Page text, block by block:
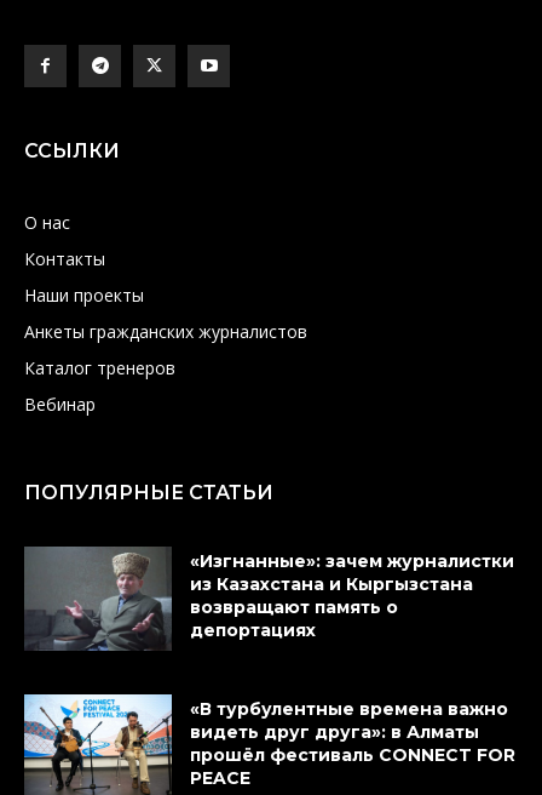
ССЫЛКИ
О нас
Контакты
Наши проекты
Анкеты гражданских журналистов
Каталог тренеров
Вебинар
ПОПУЛЯРНЫЕ СТАТЬИ
«Изгнанные»: зачем журналистки
из Казахстана и Кыргызстана
возвращают память о
депортациях
«В турбулентные времена важно
видеть друг друга»: в Алматы
прошёл фестиваль CONNECT FOR
PEACE